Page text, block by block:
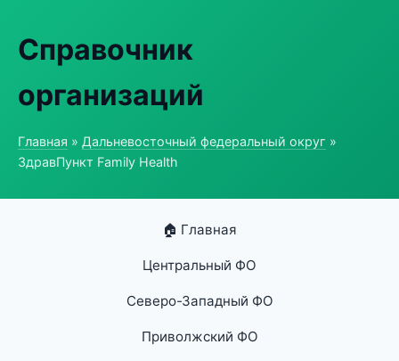
Справочник
организаций
Главная » Дальневосточный федеральный округ »
ЗдравПункт Family Health
🏠 Главная
Центральный ФО
Северо-Западный ФО
Приволжский ФО